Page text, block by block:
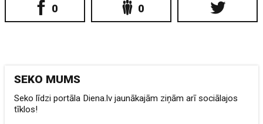
0 0
SEKO MUMS
Seko līdzi portāla Diena.lv jaunākajām ziņām arī sociālajos
tīklos!